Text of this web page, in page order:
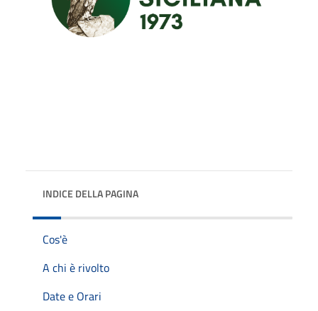
INDICE DELLA PAGINA
Cos'è
A chi è rivolto
Date e Orari